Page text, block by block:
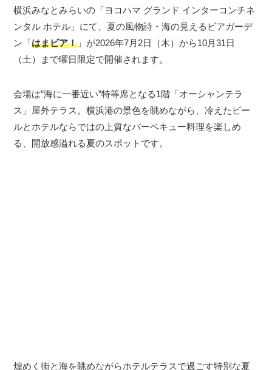
横浜みなとみらいの「ヨコハマ グランド インターコンチネ
ンタル ホテル」にて、夏の風物詩・海の見えるビアガーデ
ン「はまビア！ 」が2026年7月2日（木）から10月31日
（土）まで曜日限定で開催されます。
会場は”海に一番近い”特等席となる1階「オーシャンテラ
ス」屋外テラス。横浜港の景色を眺めながら、冷えたビー
ルとホテルならではの上質なバーベキュー料理を楽しめ
る、開放感溢れる夏のスポットです。
煌めく街と海を眺めながらホテルテラスで過ごす特別な夏